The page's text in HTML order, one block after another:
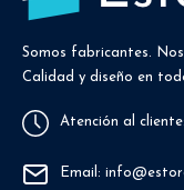
Somos fabricantes.
Calidad y diseño en
Atención al
Email: